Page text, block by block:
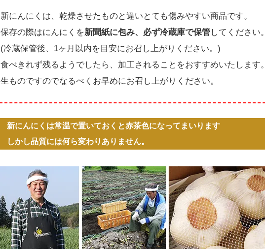
新にんにくは、乾燥させたものと違いとても傷みやすい商品です。
保存の際はにんにくを新聞紙に包み、必ず冷蔵庫で保管してください。
(冷蔵保管後、1ヶ月以内を目安にお召し上がりください。)
食べきれず残るようでしたら、加工されることをおすすめいたします。
生ものですのでなるべくお早めにお召し上がりください。
新にんにくは常温で置いておくと赤茶色になってまいります
しかし品質には何ら変わりありません。